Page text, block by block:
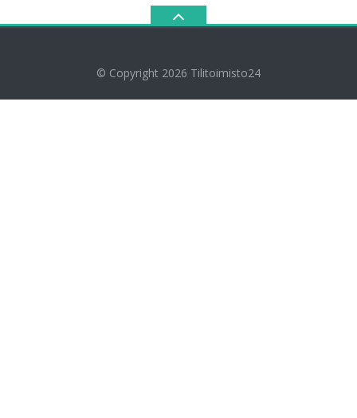
© Copyright 2026 Tilitoimisto24